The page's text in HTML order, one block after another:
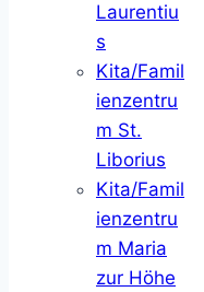
Laurentiu
s
Kita/Famil
ienzentru
m St.
Liborius
Kita/Famil
ienzentru
m Maria
zur Höhe